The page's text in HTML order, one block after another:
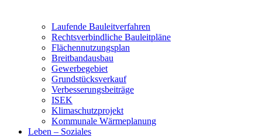
Laufende Bauleitverfahren
Rechtsverbindliche Bauleitpläne
Flächennutzungsplan
Breitbandausbau
Gewerbegebiet
Grundstücksverkauf
Verbesserungsbeiträge
ISEK
Klimaschutzprojekt
Kommunale Wärmeplanung
Leben – Soziales